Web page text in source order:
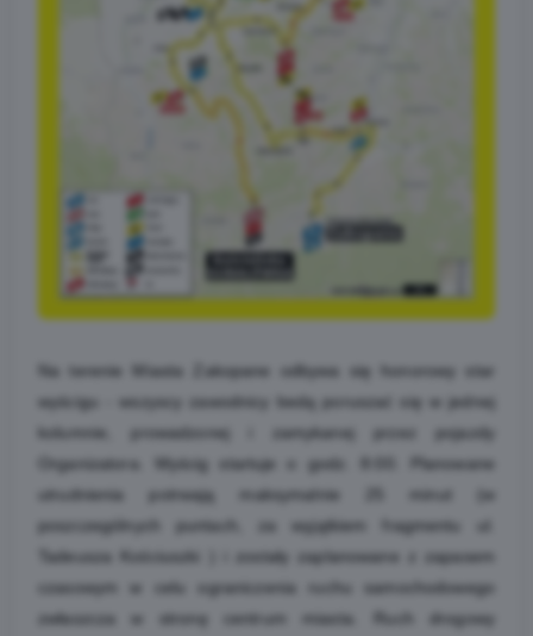
Na terenie Miasta Zakopane odbywa się honorowy star
wyścigu - wszyscy zawodnicy bedą poruszać się w jednej
kolumnie, prowadzonej i zamykanej przez pojazdy
Organizatora. Wyścig startuje o godz. 8:00. Planowane
utrudnienia potrwają maksymalnie 25 minut (w
poszczególnych puntach, za wyjątkiem fragmentu ul.
Tadeusza Kościuszki ) i zostały zaplanowane z zapasem
czasowym w celu ograniczenia ruchu samochodowego
zwłaszcza w stronę centrum miasta. Ruch drogowy